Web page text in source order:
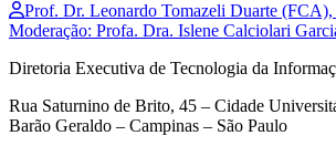
Prof. Dr. Leonardo Tomazeli Duarte
Moderação: Profa. Dra. Islene Calciolari
Diretoria Executiva de Tecnologia da
Rua Saturnino de Brito, 45 – Cidade
Barão Geraldo – Campinas – São Paulo